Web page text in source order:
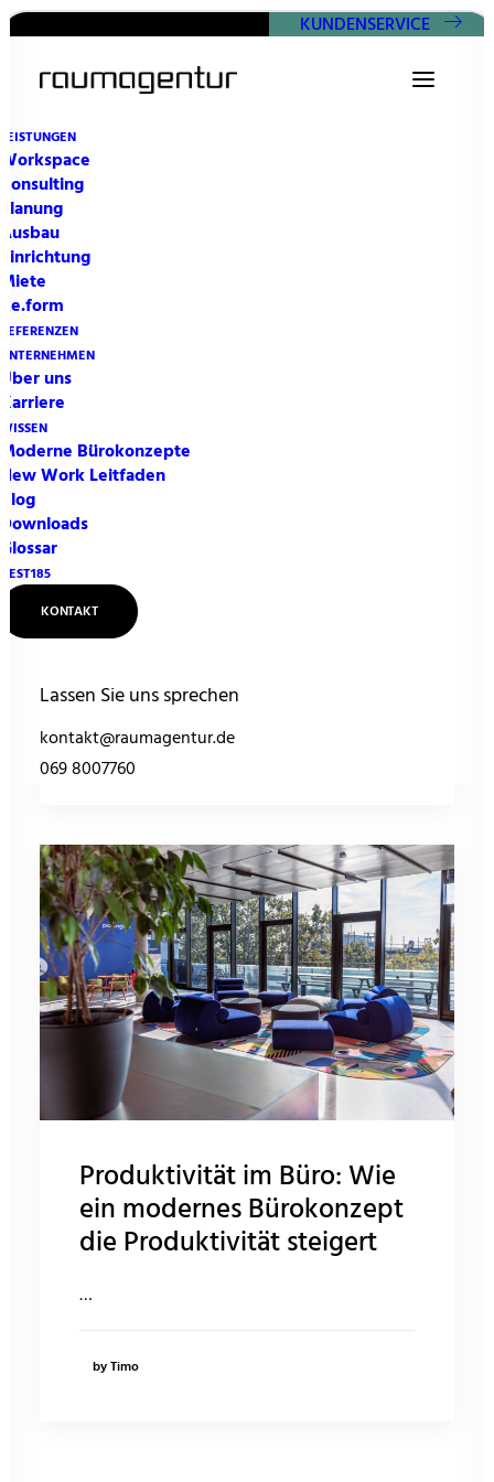
KUNDENSERVICE
LEISTUNGEN
Workspace
Consulting
Planung
Ausbau
Einrichtung
Miete
Re.form
REFERENZEN
UNTERNEHMEN
Über uns
Karriere
WISSEN
Moderne Bürokonzepte
New Work Leitfaden
Blog
Downloads
Glossar
NEST185
KONTAKT
Lassen Sie uns sprechen
kontakt@raumagentur.de
069 8007760
Steigerung der
Kreativität in modernen
Bürokonzepten
by Timo
Produktivität im Büro: Wie
ein modernes Bürokonzept
die Produktivität steigert
…
by Timo